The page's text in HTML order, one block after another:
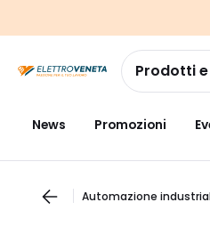
navigazionealla
pagina
Prodotti
News Promozioni
Automazione